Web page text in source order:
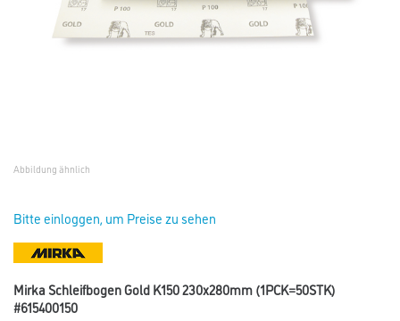
Abbildung ähnlich
Bitte einloggen, um Preise zu sehen
Mirka Schleifbogen Gold K150 230x280mm (1PCK=50STK)
#615400150